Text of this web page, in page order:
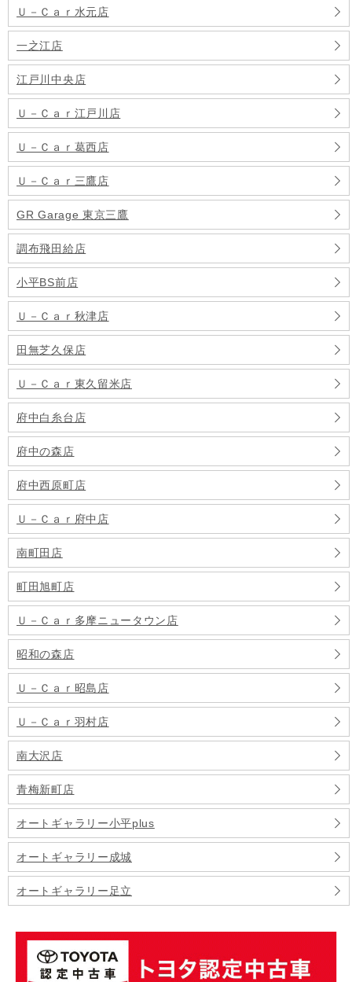
Ｕ－Ｃａｒ水元店
一之江店
江戸川中央店
Ｕ－Ｃａｒ江戸川店
Ｕ－Ｃａｒ葛西店
Ｕ－Ｃａｒ三鷹店
GR Garage 東京三鷹
調布飛田給店
小平BS前店
Ｕ－Ｃａｒ秋津店
田無芝久保店
Ｕ－Ｃａｒ東久留米店
府中白糸台店
府中の森店
府中西原町店
Ｕ－Ｃａｒ府中店
南町田店
町田旭町店
Ｕ－Ｃａｒ多摩ニュータウン店
昭和の森店
Ｕ－Ｃａｒ昭島店
Ｕ－Ｃａｒ羽村店
南大沢店
青梅新町店
オートギャラリー小平plus
オートギャラリー成城
オートギャラリー足立